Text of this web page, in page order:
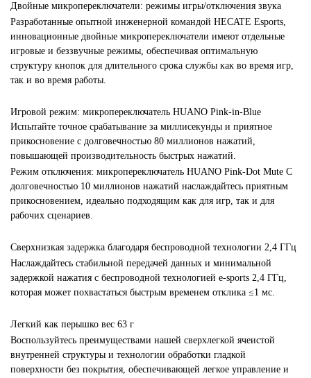
Двойные микропереключатели: режимы игры/отключения звука
Разработанные опытной инженерной командой HECATE Esports,
инновационные двойные микропереключатели имеют отдельные
игровые и беззвучные режимы, обеспечивая оптимальную
структуру кнопок для длительного срока службы как во время игр,
так и во время работы.
Игровой режим: микропереключатель HUANO Pink-in-Blue
Испытайте точное срабатывание за миллисекунды и приятное
прикосновение с долговечностью 80 миллионов нажатий,
повышающей производительность быстрых нажатий.
Режим отключения: микропереключатель HUANO Pink-Dot Mute С
долговечностью 10 миллионов нажатий наслаждайтесь приятным
прикосновением, идеально подходящим как для игр, так и для
рабочих сценариев.
Сверхнизкая задержка благодаря беспроводной технологии 2,4 ГГц
Наслаждайтесь стабильной передачей данных и минимальной
задержкой нажатия с беспроводной технологией e-sports 2,4 ГГц,
которая может похвастаться быстрым временем отклика ≤1 мс.
Легкий как перышко вес 63 г
Воспользуйтесь преимуществами нашей сверхлегкой ячеистой
внутренней структуры и технологии обработки гладкой
поверхности без покрытия, обеспечивающей легкое управление и